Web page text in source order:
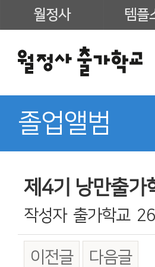
월정사 템플
졸업앨범
제4기 낭만출
작성자 출가학교
이전글 다음글